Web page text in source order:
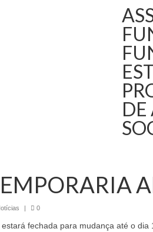
| 0
fechada para mudança até o